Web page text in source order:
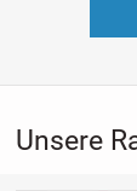
Unsere